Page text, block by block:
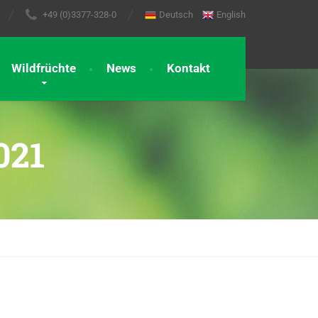
+49 (0)3377-328-0 Deutsch English
Wildfrüchte News Kontakt